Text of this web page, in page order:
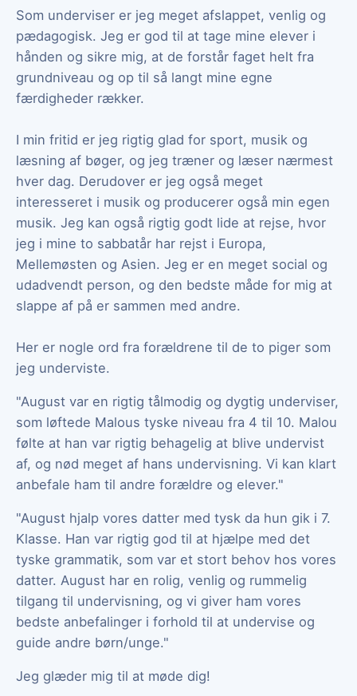
Som underviser er jeg meget afslappet, venlig og
pædagogisk. Jeg er god til at tage mine elever i
hånden og sikre mig, at de forstår faget helt fra
grundniveau og op til så langt mine egne
færdigheder rækker.
I min fritid er jeg rigtig glad for sport, musik og
læsning af bøger, og jeg træner og læser nærmest
hver dag. Derudover er jeg også meget
interesseret i musik og producerer også min egen
musik. Jeg kan også rigtig godt lide at rejse, hvor
jeg i mine to sabbatår har rejst i Europa,
Mellemøsten og Asien. Jeg er en meget social og
udadvendt person, og den bedste måde for mig at
slappe af på er sammen med andre.
Her er nogle ord fra forældrene til de to piger som
jeg underviste.
"August var en rigtig tålmodig og dygtig underviser,
som løftede Malous tyske niveau fra 4 til 10. Malou
følte at han var rigtig behagelig at blive undervist
af, og nød meget af hans undervisning. Vi kan klart
anbefale ham til andre forældre og elever."
"August hjalp vores datter med tysk da hun gik i 7.
Klasse. Han var rigtig god til at hjælpe med det
tyske grammatik, som var et stort behov hos vores
datter. August har en rolig, venlig og rummelig
tilgang til undervisning, og vi giver ham vores
bedste anbefalinger i forhold til at undervise og
guide andre børn/unge."
Jeg glæder mig til at møde dig!